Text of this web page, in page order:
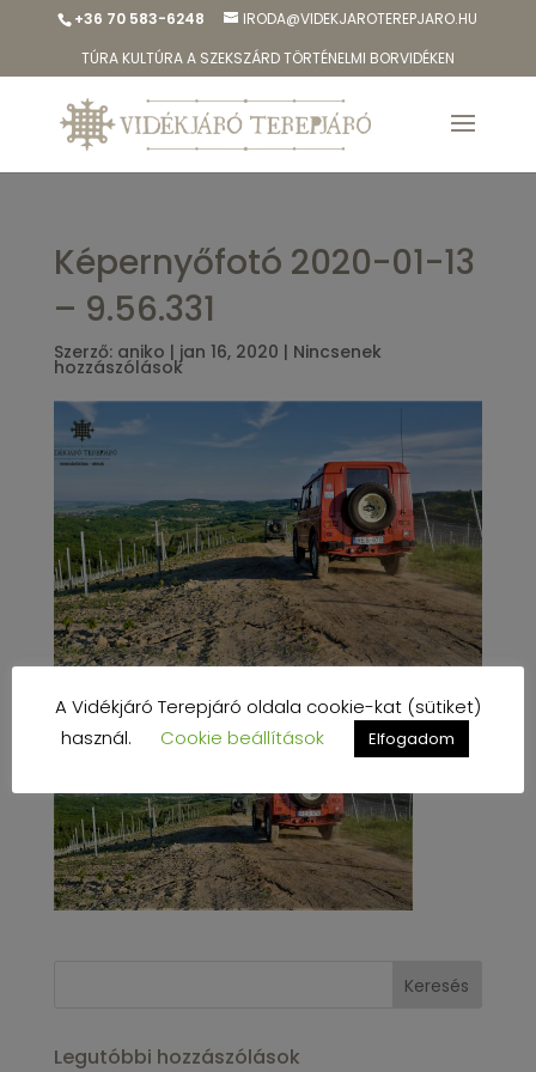
+36 70 583-6248
IRODA@VIDEKJAROTEREPJARO.HU
TÚRA KULTÚRA A SZEKSZÁRD TÖRTÉNELMI BORVIDÉKEN
Képernyőfotó 2020-01-13
– 9.56.331
Szerző: aniko | jan 16, 2020 | Nincsenek
hozzászólások
Legutóbbi hozzászólások
A Vidékjáró Terepjáró oldala cookie-kat (sütiket)
használ.
Cookie beállítások Elfogadom